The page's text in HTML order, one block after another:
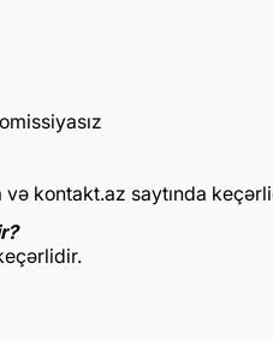
kontakt.az saytında